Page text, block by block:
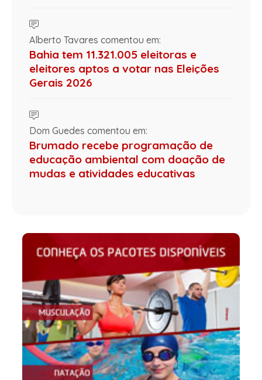
Alberto Tavares comentou em:
Bahia tem 11.321.005 eleitoras e
eleitores aptos a votar nas Eleições
Gerais 2026
Dom Guedes comentou em:
Brumado recebe programação de
educação ambiental com doação de
mudas e atividades educativas